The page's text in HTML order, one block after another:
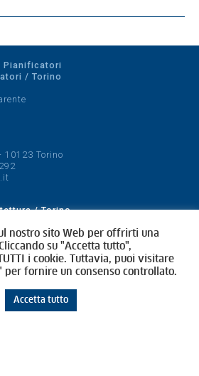
Pianificatori
/ Torino
10123 Torino
/ Torino
nostro sito Web per offrirti una
su "Accetta tutto",
i cookie. Tuttavia, puoi visitare
per fornire un consenso controllato.
Accetta tutto